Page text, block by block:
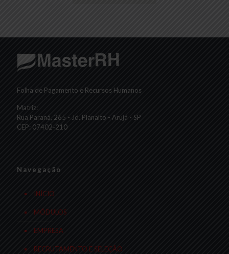
Folha de Pagamento e Recursos Humanos
Matriz:
Rua Paraná, 265 - Jd. Planalto - Arujá - SP
CEP: 07402-210
Navegação
INÍCIO
MÓDULOS
EMPRESA
RECRUTAMENTO E SELEÇÃO